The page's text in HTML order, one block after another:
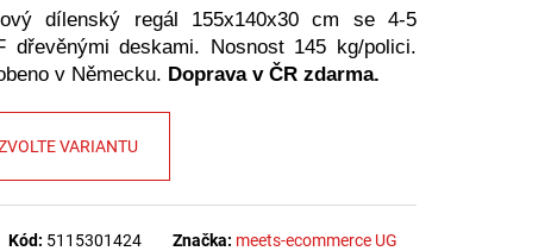
dílenský regál 155x140x30 cm se 4-5
dřevěnými deskami. Nosnost 145 kg/polici.
v Německu. Doprava v ČR zdarma.
VARIANTU
Kód: 5115301424 Značka: meets-ecommerce UG